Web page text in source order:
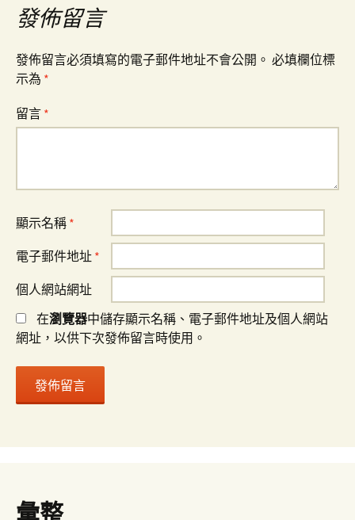
覽發佈留言
發佈留言必須填寫的電子郵件地址不會公開。 必填欄位標
示為 *
留言 *
顯示名稱 *
電子郵件地址 *
個人網站網址
在瀏覽器中儲存顯示名稱、電子郵件地址及個人網站
網址，以供下次發佈留言時使用。
彙整